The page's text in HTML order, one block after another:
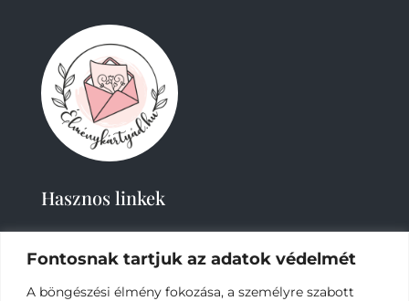
Fontosnak tartjuk az adatok védelmét
A böngészési élmény fokozása, a személyre szabott
Hasznos linkek